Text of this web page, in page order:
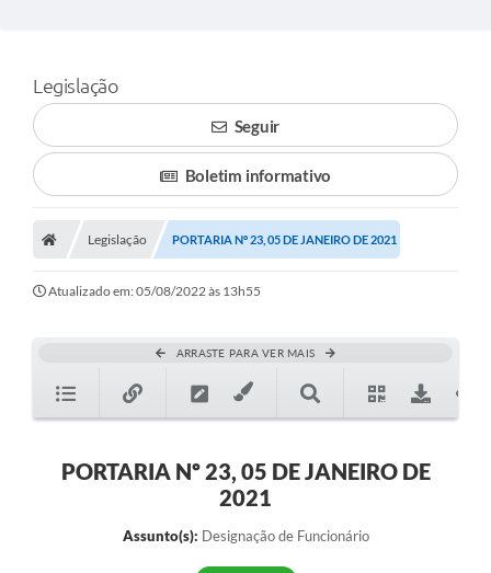
Legislação
Seguir
Boletim informativo
Legislação PORTARIA Nº 23, 05 DE JANEIRO DE 2021
Atualizado em: 05/08/2022 às 13h55
ARRASTE PARA VER MAIS
PORTARIA Nº 23, 05 DE JANEIRO DE
2021
Assunto(s): Designação de Funcionário